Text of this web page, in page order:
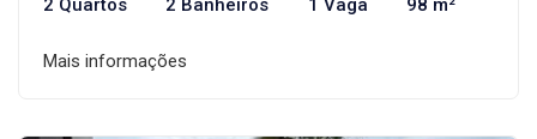
2 Quartos 2 Banheiros 1 Vaga 98 m²
Mais informações